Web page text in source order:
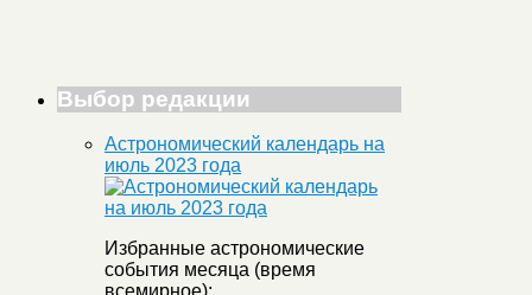
Выбор редакции
Астрономический календарь на
июль 2023 года
Избранные астрономические
события месяца (время